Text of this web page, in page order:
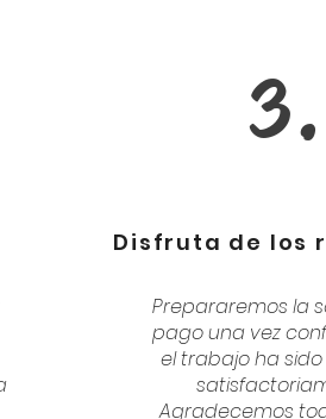
3.
Disfruta de los
Prepararemos la
pago una vez
el trabajo ha
Agradecemos